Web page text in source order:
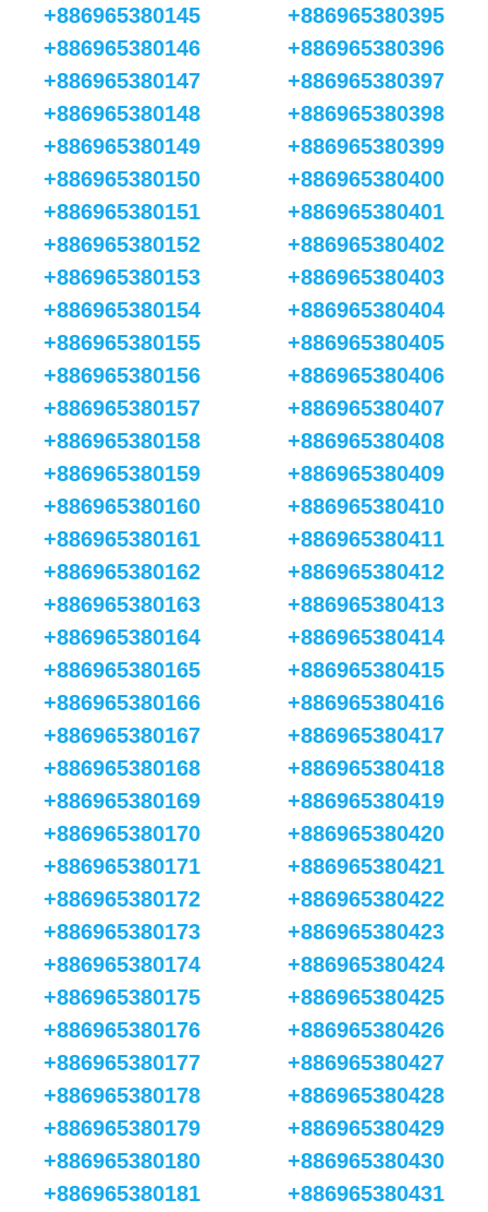
+886965380145
+886965380146
+886965380147
+886965380148
+886965380149
+886965380150
+886965380151
+886965380152
+886965380153
+886965380154
+886965380155
+886965380156
+886965380157
+886965380158
+886965380159
+886965380160
+886965380161
+886965380162
+886965380163
+886965380164
+886965380165
+886965380166
+886965380167
+886965380168
+886965380169
+886965380170
+886965380171
+886965380172
+886965380173
+886965380174
+886965380175
+886965380176
+886965380177
+886965380178
+886965380179
+886965380180
+886965380181
+886965380395
+886965380396
+886965380397
+886965380398
+886965380399
+886965380400
+886965380401
+886965380402
+886965380403
+886965380404
+886965380405
+886965380406
+886965380407
+886965380408
+886965380409
+886965380410
+886965380411
+886965380412
+886965380413
+886965380414
+886965380415
+886965380416
+886965380417
+886965380418
+886965380419
+886965380420
+886965380421
+886965380422
+886965380423
+886965380424
+886965380425
+886965380426
+886965380427
+886965380428
+886965380429
+886965380430
+886965380431